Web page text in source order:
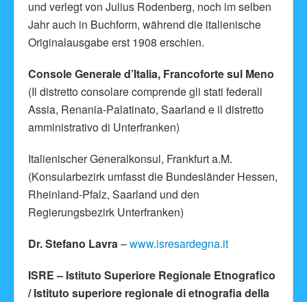
und verlegt von Julius Rodenberg, noch im selben
Jahr auch in Buchform, während die italienische
Originalausgabe erst 1908 erschien.
Console Generale d’Italia, Francoforte sul Meno
(Il distretto consolare comprende gli stati federali
Assia, Renania-Palatinato, Saarland e il distretto
amministrativo di Unterfranken)
Italienischer Generalkonsul, Frankfurt a.M.
(Konsularbezirk umfasst die Bundesländer Hessen,
Rheinland-Pfalz, Saarland und den
Regierungsbezirk Unterfranken)
Dr. Stefano Lavra–www.isresardegna.it
ISRE – Istituto Superiore Regionale Etnografico
/ Istituto superiore regionale di etnografia della